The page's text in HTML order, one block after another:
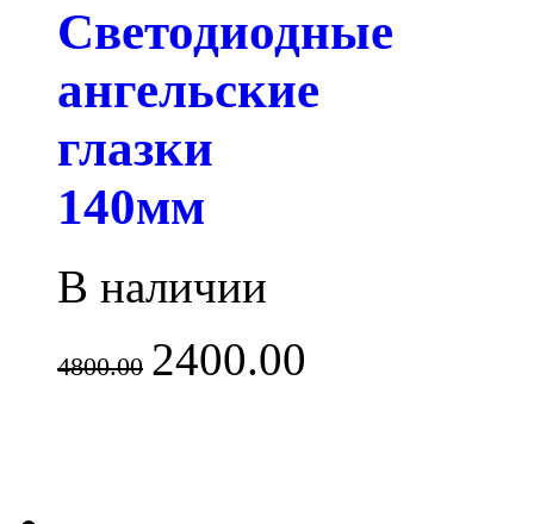
Светодиодные
ангельские
глазки
140мм
В наличии
4800.00 2400.00